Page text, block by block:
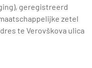
geregistreerd
zetel
te Verovškova ulica